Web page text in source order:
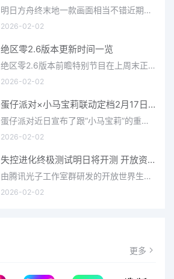
明日方舟终末地一款画面相当不错近期非常火爆的大型二次元冒险游戏，这里有相当多好看的干员可以让你来抽取并
2026-02-02
绝区零2.6版本更新时间一览
绝区零2.6版本前瞻特别节目在上周末正式播出，官方给玩家们带来了许多关于最新版本的相关资讯和上线时间，不少
2026-02-02
蛋仔派对×小马宝莉联动定档2月17日 联动外观将登场
蛋仔派对近日宣布了跟“小马宝莉”的重磅联动！并且时间定档在了2月17日，此次联动将会上新很多外观，各种小马宝
2026-02-02
失控进化终极测试明日将开测 开放资格预下载已开启
由腾讯光子工作室群研发的开放世界生存进化手游《失控进化》宣布，终极测试将于明日正式开启，目前测试资格预下
2026-02-02
更多